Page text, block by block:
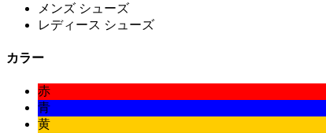
メンズ シューズ
レディース シューズ
カラー
赤
青
黄